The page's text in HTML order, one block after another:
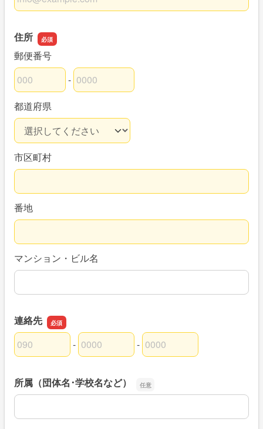
住所
郵便番号
郵便番号の上3桁
-
郵便番号の下4桁
都道府県
市区町村
番地
マンション・ビル名
連絡先
連絡先の市外局番
-
連絡先の市内局番 -
連絡先の加入者番号
所属（団体名･学校名など）
所属（団体名･学校名など）